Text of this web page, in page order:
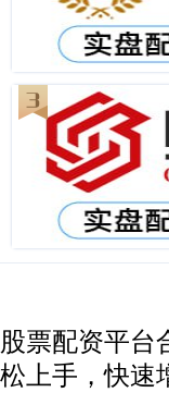
股票配资平台
松上手，快速